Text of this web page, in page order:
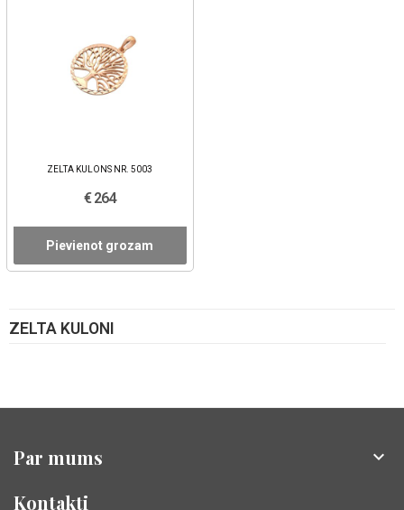
ZELTA KULONI
ZELTA KULONS NR. 5003
€ 264
Pievienot grozam
Par mums 
Kontakti